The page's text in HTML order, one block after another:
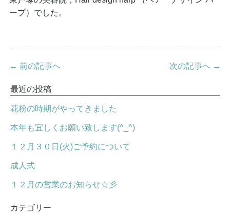
ープ）でした。
← 前の記事へ 次の記事へ →
最近の投稿
花粉の時期がやってきました
本年も宜しくお願い致します(^_^)
１２月３０日(火)ご予約について
成人式
１２月の営業のお知らせ☆彡
カテゴリー